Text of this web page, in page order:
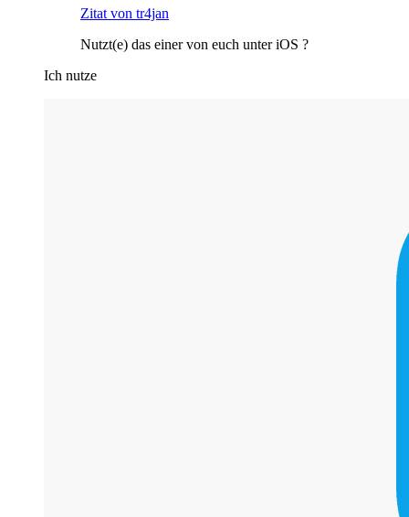
Zitat von tr4jan
Nutzt(e) das einer von euch unter iOS ?
Ich nutze